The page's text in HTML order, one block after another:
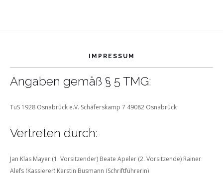
IMPRESSUM
Angaben gemäß § 5 TMG:
TuS 1928 Osnabrück e.V. Schäferskamp 7 49082 Osnabrück
Vertreten durch:
Jan Klas Mayer (1. Vorsitzender) Beate Apeler (2. Vorsitzende) Rainer
Alefs (Kassierer) Kerstin Busmann (Schriftführerin)